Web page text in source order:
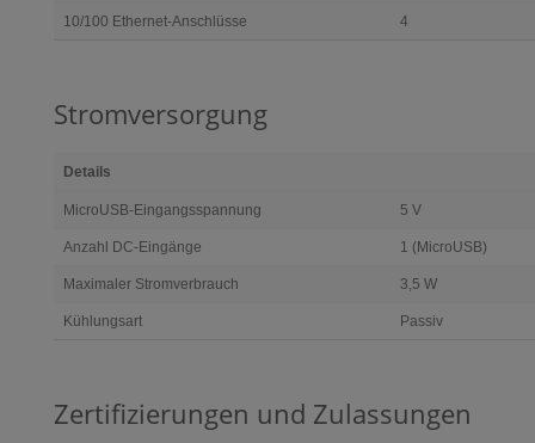
10/100 Ethernet-Anschlüsse 4
Stromversorgung
Details
MicroUSB-Eingangsspannung 5 V
Anzahl DC-Eingänge 1 (MicroUSB)
Maximaler Stromverbrauch 3,5 W
Kühlungsart Passiv
Zertifizierungen und Zulassungen